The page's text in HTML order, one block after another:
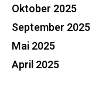
Oktober 2025
September 2025
Mai 2025
April 2025